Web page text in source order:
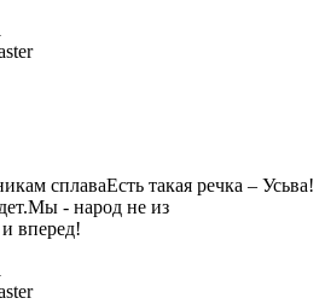
сплаваЕсть такая речка – Усьва!
- народ не из
вперед!